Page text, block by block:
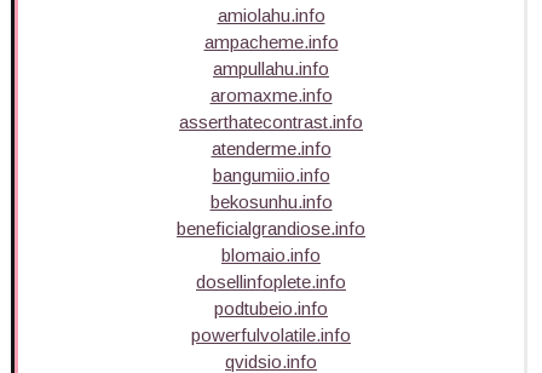
amiolahu.info
ampacheme.info
ampullahu.info
aromaxme.info
asserthatecontrast.info
atenderme.info
bangumiio.info
bekosunhu.info
beneficialgrandiose.info
blomaio.info
dosellinfoplete.info
podtubeio.info
powerfulvolatile.info
qvidsio.info